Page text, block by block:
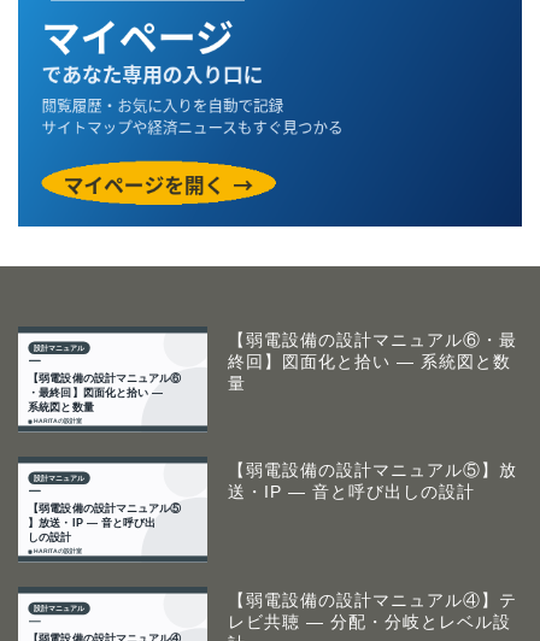
【弱電設備の設計マニュアル⑥・最
終回】図面化と拾い ― 系統図と数
量
【弱電設備の設計マニュアル⑤】放
送・IP ― 音と呼び出しの設計
【弱電設備の設計マニュアル④】テ
レビ共聴 ― 分配・分岐とレベル設